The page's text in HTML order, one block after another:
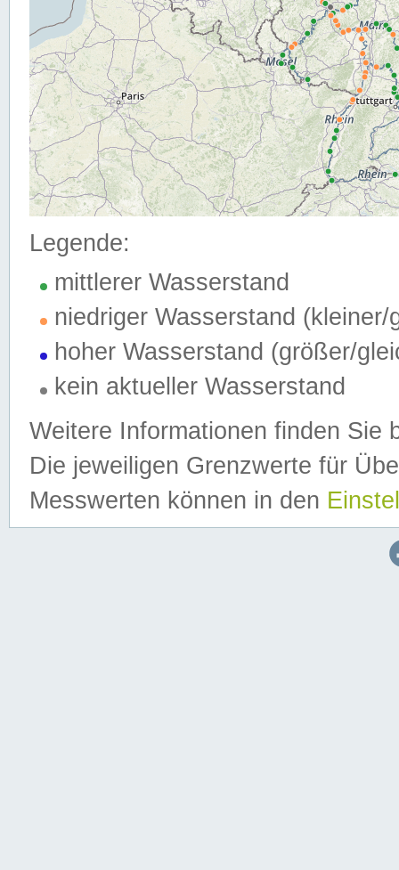
Legende:
mittlerer Wasserstand
niedriger Wasserstand (kleiner/
hoher Wasserstand (größer/
kein aktueller Wasserstand
Weitere Informationen finden Sie
Die jeweiligen Grenzwerte für
Messwerten können in den